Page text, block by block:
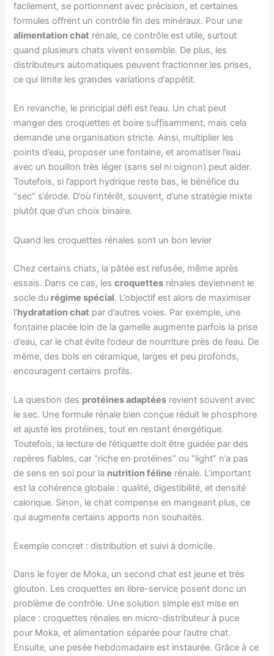
facilement, se portionnent avec précision, et certaines
formules offrent un contrôle fin des minéraux. Pour une
alimentation chat rénale, ce contrôle est utile, surtout
quand plusieurs chats vivent ensemble. De plus, les
distributeurs automatiques peuvent fractionner les prises,
ce qui limite les grandes variations d’appétit.
En revanche, le principal défi est l’eau. Un chat peut
manger des croquettes et boire suffisamment, mais cela
demande une organisation stricte. Ainsi, multiplier les
points d’eau, proposer une fontaine, et aromatiser l’eau
avec un bouillon très léger (sans sel ni oignon) peut aider.
Toutefois, si l’apport hydrique reste bas, le bénéfice du
“sec” s’érode. D’où l’intérêt, souvent, d’une stratégie mixte
plutôt que d’un choix binaire.
Quand les croquettes rénales sont un bon levier
Chez certains chats, la pâtée est refusée, même après
essais. Dans ce cas, lescroquettes rénales deviennent le
socle du régime spécial. L’objectif est alors de maximiser
l’hydratation chat par d’autres voies. Par exemple, une
fontaine placée loin de la gamelle augmente parfois la prise
d’eau, car le chat évite l’odeur de nourriture près de l’eau. De
même, des bols en céramique, larges et peu profonds,
encouragent certains profils.
La question des protéines adaptées revient souvent avec
le sec. Une formule rénale bien conçue réduit le phosphore
et ajuste les protéines, tout en restant énergétique.
Toutefois, la lecture de l’étiquette doit être guidée par des
repères fiables, car “riche en protéines” ou “light” n’a pas
de sens en soi pour la nutrition féline rénale. L’important
est la cohérence globale : qualité, digestibilité, et densité
calorique. Sinon, le chat compense en mangeant plus, ce
qui augmente certains apports non souhaités.
Exemple concret : distribution et suivi à domicile
Dans le foyer de Moka, un second chat est jeune et très
glouton. Les croquettes en libre-service posent donc un
problème de contrôle. Une solution simple est mise en
place : croquettes rénales en micro-distributeur à puce
pour Moka, et alimentation séparée pour l’autre chat.
Ensuite, une pesée hebdomadaire est instaurée. Grâce à ce